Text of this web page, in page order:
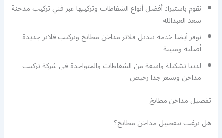
نقوم باستيراد أفضل أنواع الشفاطات وتركيبها عبر فني تركيب مدخنة
سعد العبدالله
نوفر أيضا خدمة تبديل فلاتر مداخن مطابخ وتركيب فلاتر جديدة
أصلية ومتينة
لدينا تشكيلة واسعة من الشفاطات والمتواجدة في شركة تركيب
مداخن وبسعر جدا رخيص
تفصيل مداخن مطابخ
هل ترغب بتفصيل مداخن مطابخ؟